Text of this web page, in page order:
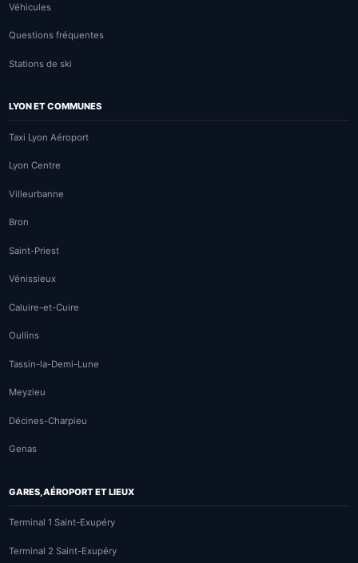
Véhicules
Questions fréquentes
Stations de ski
LYON ET COMMUNES
Taxi Lyon Aéroport
Lyon Centre
Villeurbanne
Bron
Saint-Priest
Vénissieux
Caluire-et-Cuire
Oullins
Tassin-la-Demi-Lune
Meyzieu
Décines-Charpieu
Genas
GARES, AÉROPORT ET LIEUX
Terminal 1 Saint-Exupéry
Terminal 2 Saint-Exupéry